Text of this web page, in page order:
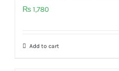
₨ 1,780
Add to cart